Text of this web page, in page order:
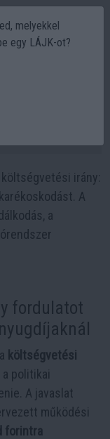
irány:
A
a
fordulatot
költségvetési
politikai
A javaslat
működési
forintra
melyekkel
egy LÁJK-ot?